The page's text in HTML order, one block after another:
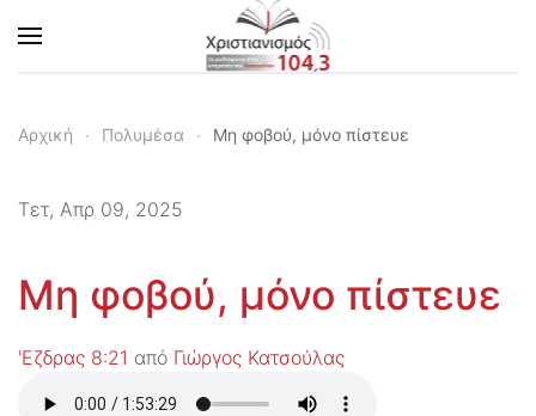
Skip to main content
Αρχική Πολυμέσα Μη φοβού, μόνο πίστευε
Τετ, Απρ 09, 2025
Μη φοβού, μόνο πίστευε
'Εζδρας 8:21 από Γιώργος Κατσούλας